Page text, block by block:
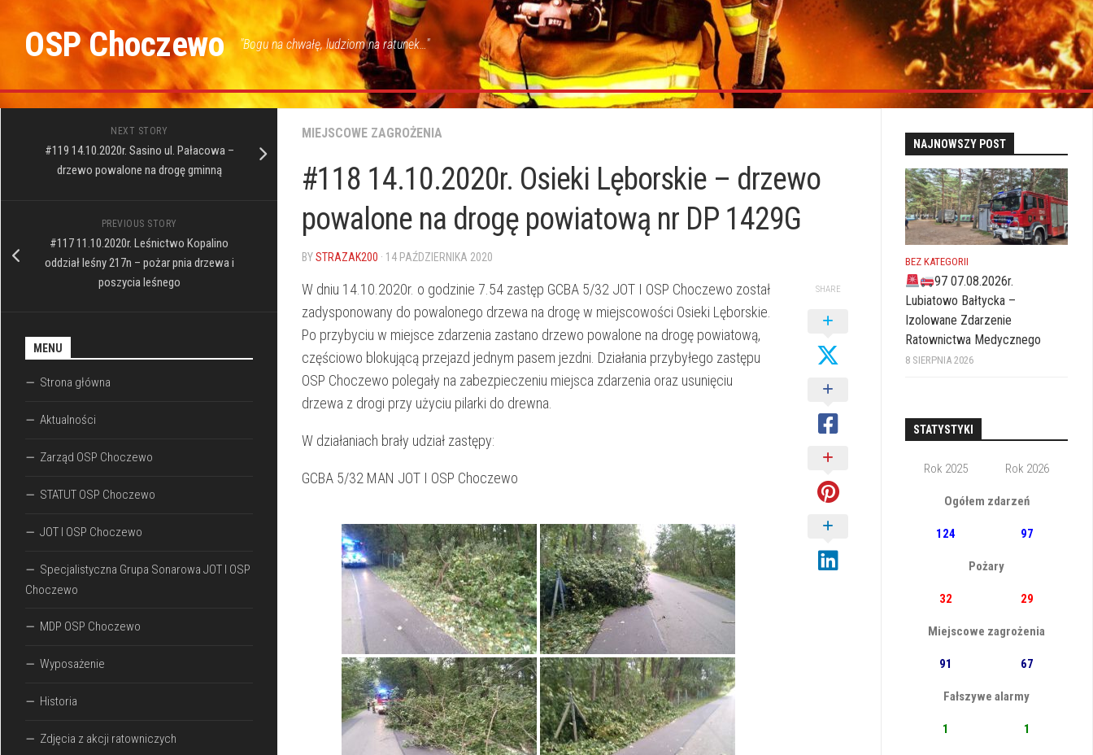
contentOSP Choczewo "Bogu na chwałę, ludziom na ratunek…"
MIEJSCOWE ZAGROŻENIA
#118 14.10.2020r. Osieki Lęborskie – drzewo
powalone na drogę powiatową nr DP 1429G
BYSTRAZAK200 · 14 PAŹDZIERNIKA 2020
W dniu 14.10.2020r. o godzinie 7.54 zastęp GCBA 5/32 JOT I OSP Choczewo został
zadysponowany do powalonego drzewa na drogę w miejscowości Osieki Lęborskie.
Po przybyciu w miejsce zdarzenia zastano drzewo powalone na drogę powiatową,
częściowo blokującą przejazd jednym pasem jezdni. Działania przybyłego zastępu
OSP Choczewo polegały na zabezpieczeniu miejsca zdarzenia oraz usunięciu
drzewa z drogi przy użyciu pilarki do drewna.
W działaniach brały udział zastępy:
GCBA 5/32 MAN JOT I OSP Choczewo
SHARE
NEXT STORY
#119 14.10.2020r. Sasino ul. Pałacowa –
drzewo powalone na drogę gminną
PREVIOUS STORY
#117 11.10.2020r. Leśnictwo Kopalino
oddział leśny 217n – pożar pnia drzewa i
poszycia leśnego
MENU
Strona główna
Aktualności
Zarząd OSP Choczewo
STATUT OSP Choczewo
JOT I OSP Choczewo
Specjalistyczna Grupa Sonarowa JOT I OSP
Choczewo
MDP OSP Choczewo
Wyposażenie
Historia
Zdjęcia z akcji ratowniczych
NAJNOWSZY POST
BEZ KATEGORII
97 07.08.2026r.
Lubiatowo Bałtycka –
Izolowane Zdarzenie
Ratownictwa Medycznego
8 SIERPNIA 2026
STATYSTYKI
Rok 2025 Rok 2026
Ogółem zdarzeń
124 97
Pożary
32 29
Miejscowe zagrożenia
91 67
Fałszywe alarmy
1 1